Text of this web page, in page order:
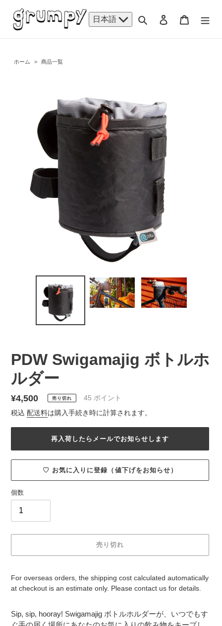
日本語 検索 ログインカート
ホーム > 商品一覧
PDW Swigamajig ボトルホ
ルダー
通
常
¥4,500 売り切れ 45 ポイント
税込 配送料は購入手続き時に計算されます。
再入荷したらメールでお知らせします
♡ お気に入りに登録（値下げをお知らせ）
個数
売り切れ
For overseas orders, the shipping cost calculated automatically
at checkout is an estimate only. Please contact us for details.
ー
Sip, sip, hooray! Swigamajig ボトルホルダーが、いつでもす